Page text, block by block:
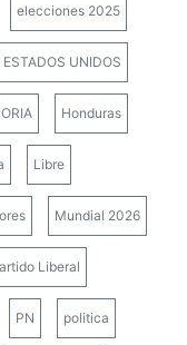
elecciones 2025
ESTADOS UNIDOS
Honduras
Libre
Mundial 2026
Liberal
PN politica